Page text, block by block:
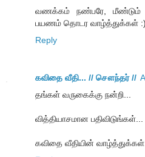
வணக்கம் நண்பரே, மீண்டும்
பயணம் தொடர வாழ்த்துக்கள்
Reply
கவிதை வீதி... // சௌந்தர் //
தங்கள் வருகைக்கு நன்றி...
வித்தியாசமான பதிவிடுங்கள்...
கவிதை வீதியின் வாழ்த்துக்கள்..